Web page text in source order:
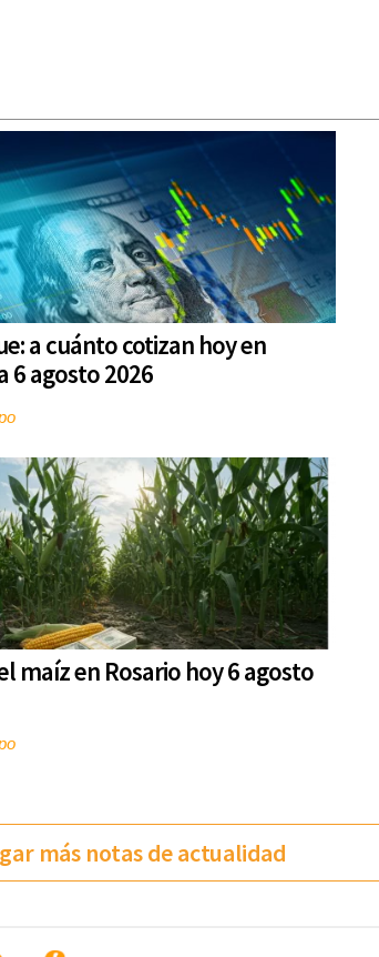
a cuánto cotizan hoy en
6 agosto 2026
maíz en Rosario hoy 6 agosto
más notas de actualidad